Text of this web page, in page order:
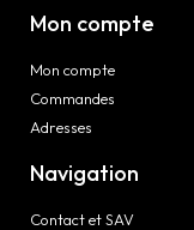
Mon compte
Mon compte
Commandes
Adresses
Navigation
Contact et SAV